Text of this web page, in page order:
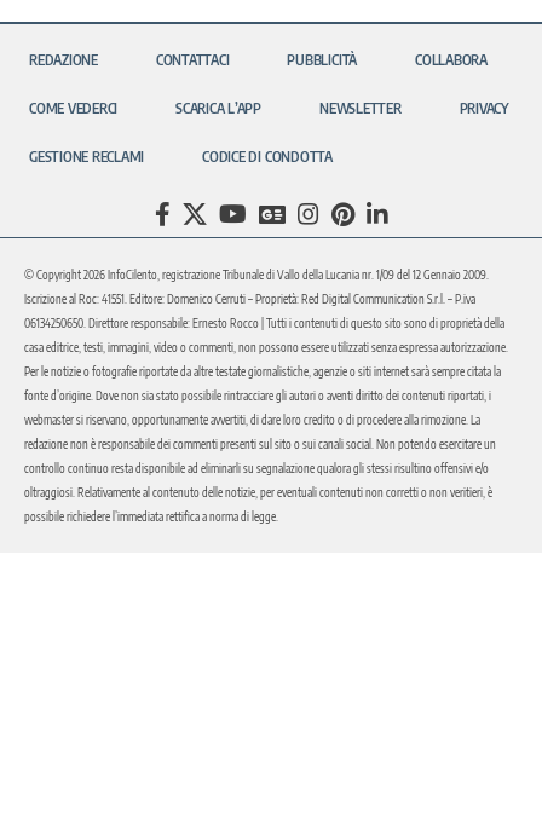
REDAZIONE CONTATTACI PUBBLICITÀ COLLABORA
COME VEDERCI SCARICA L’APP NEWSLETTER PRIVACY
GESTIONE RECLAMI CODICE DI CONDOTTA
© Copyright 2026 InfoCilento, registrazione Tribunale di Vallo della Lucania nr. 1/09 del 12 Gennaio 2009.
Iscrizione al Roc: 41551. Editore: Domenico Cerruti – Proprietà: Red Digital Communication S.r.l. – P.iva
06134250650. Direttore responsabile: Ernesto Rocco | Tutti i contenuti di questo sito sono di proprietà della
casa editrice, testi, immagini, video o commenti, non possono essere utilizzati senza espressa autorizzazione.
Per le notizie o fotografie riportate da altre testate giornalistiche, agenzie o siti internet sarà sempre citata la
fonte d’origine. Dove non sia stato possibile rintracciare gli autori o aventi diritto dei contenuti riportati, i
webmaster si riservano, opportunamente avvertiti, di dare loro credito o di procedere alla rimozione. La
redazione non è responsabile dei commenti presenti sul sito o sui canali social. Non potendo esercitare un
controllo continuo resta disponibile ad eliminarli su segnalazione qualora gli stessi risultino offensivi e/o
oltraggiosi. Relativamente al contenuto delle notizie, per eventuali contenuti non corretti o non veritieri, è
possibile richiedere l’immediata rettifica a norma di legge.